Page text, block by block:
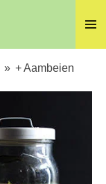
» + Aambeien